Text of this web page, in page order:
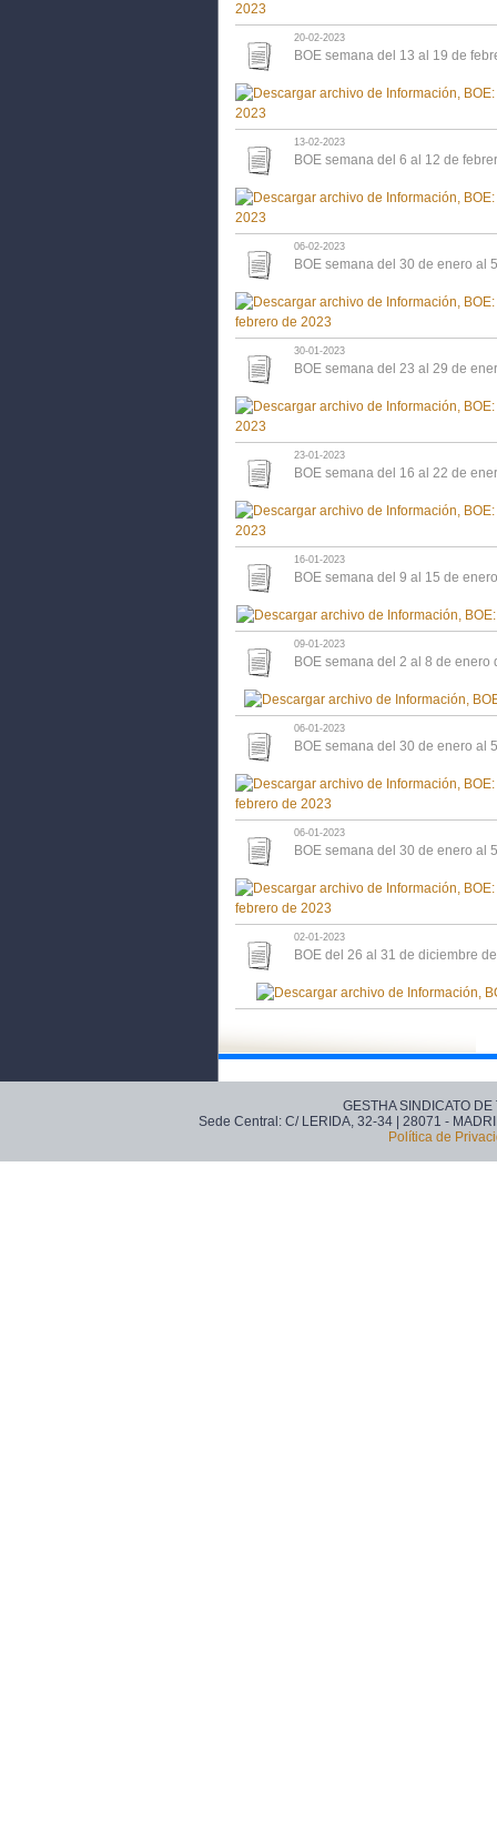
20-02-2023
BOE semana del 13 al 19 de
13-02-2023
BOE semana del 6 al 12 de
06-02-2023
BOE semana del 30 de enero al
30-01-2023
BOE semana del 23 al 29 de
23-01-2023
BOE semana del 16 al 22 de
16-01-2023
BOE semana del 9 al 15 de
09-01-2023
BOE semana del 2 al 8 de enero
06-01-2023
BOE semana del 30 de enero al
06-01-2023
BOE semana del 30 de enero al
02-01-2023
BOE del 26 al 31 de diciembre
GESTHA SINDICATO
Sede Central: C/ LERIDA, 32-34 | 28071 -
Política de